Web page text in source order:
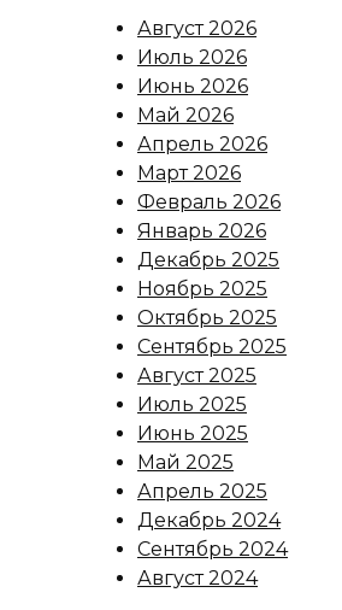
Август 2026
Июль 2026
Июнь 2026
Май 2026
Апрель 2026
Март 2026
Февраль 2026
Январь 2026
Декабрь 2025
Ноябрь 2025
Октябрь 2025
Сентябрь 2025
Август 2025
Июль 2025
Июнь 2025
Май 2025
Апрель 2025
Декабрь 2024
Сентябрь 2024
Август 2024